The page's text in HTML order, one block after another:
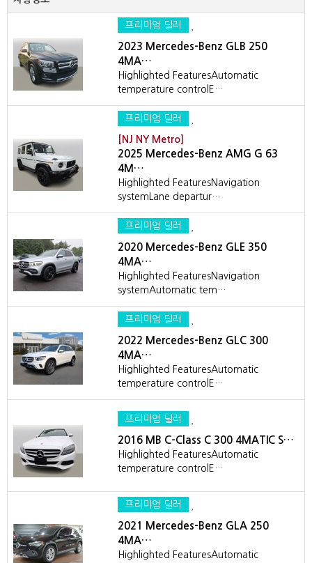
프리미엄 딜러
2023 Mercedes-Benz GLB 250
4MA…
Highlighted FeaturesAutomatic
temperature controlE…
프리미엄 딜러
[NJ NY Metro]
2025 Mercedes-Benz AMG G 63
4M…
Highlighted FeaturesNavigation
systemLane departur…
프리미엄 딜러
2020 Mercedes-Benz GLE 350
4MA…
Highlighted FeaturesNavigation
systemAutomatic tem…
프리미엄 딜러
2022 Mercedes-Benz GLC 300
4MA…
Highlighted FeaturesAutomatic
temperature controlE…
프리미엄 딜러
2016 MB C-Class C 300 4MATIC S…
Highlighted FeaturesAutomatic
temperature controlE…
프리미엄 딜러
2021 Mercedes-Benz GLA 250
4MA…
Highlighted FeaturesAutomatic